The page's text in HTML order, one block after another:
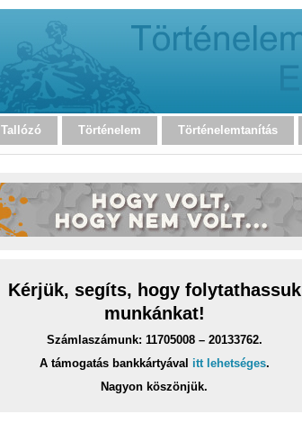
Tallózó Történelem Történelemtanítás
Kérjük, segíts, hogy folytathassuk
munkánkat!
Számlaszámunk: 11705008 – 20133762.
A támogatás bankkártyával itt lehetséges.
Nagyon köszönjük.